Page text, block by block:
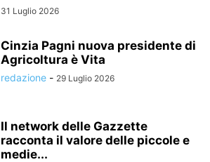
31 Luglio 2026
Cinzia Pagni nuova presidente di
Agricoltura è Vita
redazione - 29 Luglio 2026
Il network delle Gazzette
racconta il valore delle piccole e
medie...